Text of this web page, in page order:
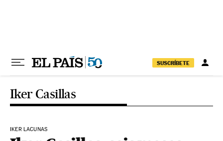
SUSCRÍBETE
Iker Casillas
IKER LACUNAS